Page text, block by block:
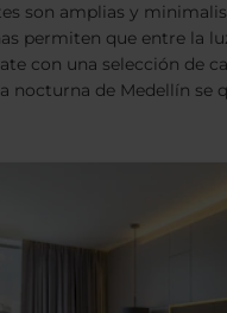
son amplias y
permiten que entre la
con una selección de
nocturna de Medellín se